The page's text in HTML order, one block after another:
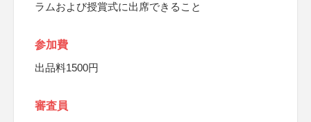
ラムおよび授賞式に出席できること
参加費
出品料1500円
審査員